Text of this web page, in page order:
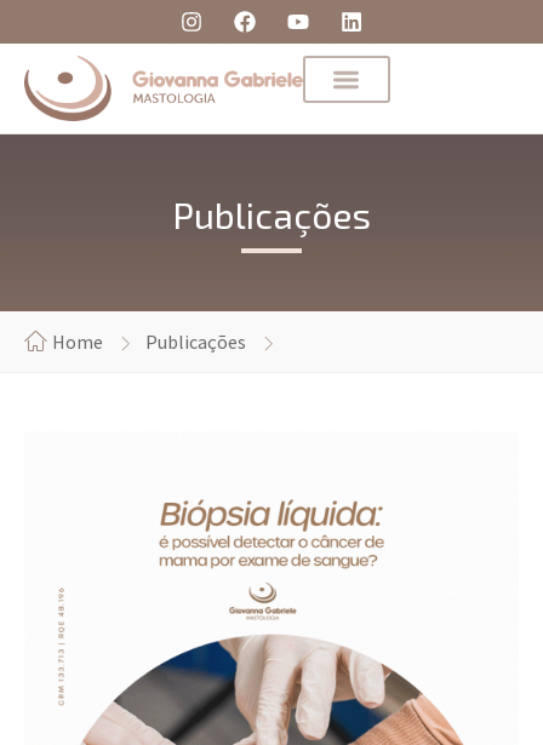
Publicações
Home Publicações